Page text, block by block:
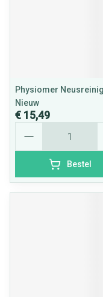
Physiomer
Nieuw
€ 15,49
Bestel